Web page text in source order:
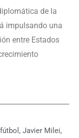
de la
impulsando una
entre Estados
fútbol , Javier Milei,